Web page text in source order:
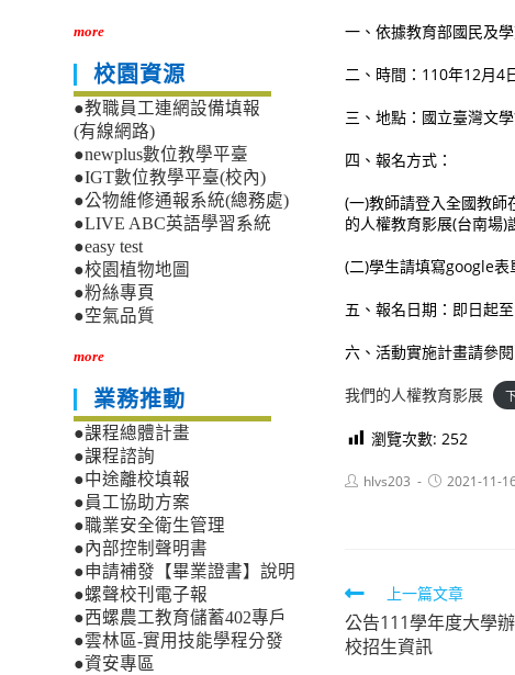
一、依據教育部國民及
二、時間：110年12月4
三、地點：國立臺灣文
四、報名方式：
(一)教師請登入全國教
的人權教育影展(台南場
(二)學生請填寫google
五、報名日期：即日起
六、活動實施計畫請參
我們的人權教育影展
瀏覽次數: 252
Posthlvs203
Post2021-11-
Read
more
articles
上一篇文章
公告111學年度大學
校招生資訊
more
校園資源
●教職員工連網設備填報
(有線網路)
●newplus數位教學平臺
●IGT數位教學平臺(校內)
●公物維修通報系統(總務處)
●LIVE ABC英語學習系統
●easy test
●校園植物地圖
●粉絲專頁
●空氣品質
more
業務推動
●課程總體計畫
●課程諮詢
●中途離校填報
●員工協助方案
●職業安全衛生管理
●內部控制聲明書
●申請補發【畢業證書】說明
●螺聲校刊電子報
●西螺農工教育儲蓄402專戶
●雲林區-實用技能學程分發
●資安專區